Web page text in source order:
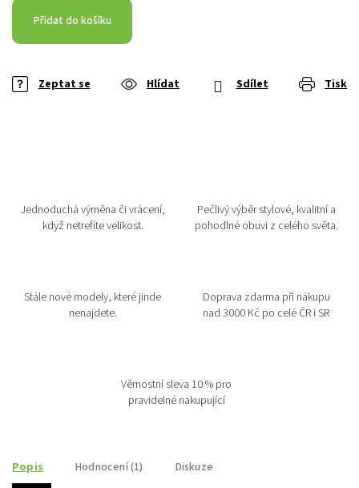
Přidat do košíku
Tisk
Zeptat se Hlídat Sdílet
Jednoduchá výměna či vrácení,
když netrefíte velikost.
Pečlivý výběr stylové, kvalitní a
pohodlné obuvi z celého světa.
Stále nové modely, které jinde
nenajdete.
Doprava zdarma při nákupu
nad 3000 Kč po celé ČR i SR
Věrnostní sleva 10 % pro
pravidelné nakupující
Popis Hodnocení (1)
Diskuze